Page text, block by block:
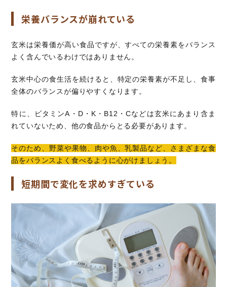
栄養バランスが崩れている
玄米は栄養価が高い食品ですが、すべての栄養素をバランス
よく含んでいるわけではありません。
玄米中心の食生活を続けると、特定の栄養素が不足し、食事
全体のバランスが偏りやすくなります。
特に、ビタミンA・D・K・B12・Cなどは玄米にあまり含ま
れていないため、他の食品からとる必要があります。
そのため、野菜や果物、肉や魚、乳製品など、さまざまな食
品をバランスよく食べるように心がけましょう。
短期間で変化を求めすぎている